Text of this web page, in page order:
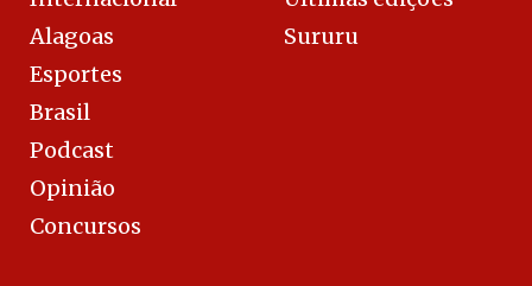
Alagoas
Esportes
Brasil
Podcast
Opinião
Concursos
Sururu